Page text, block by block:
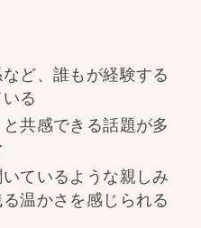
ど、誰もが経験する
る
共感できる話題が多
ているような親しみ
温かさを感じられる